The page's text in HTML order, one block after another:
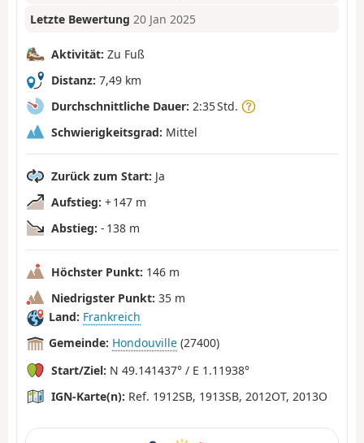
Letzte Bewertung 20 Jan 2025
Aktivität: Zu Fuß
Distanz: 7,49 km
Durchschnittliche Dauer: 2:35 Std.
Schwierigkeitsgrad: Mittel
Zurück zum Start: Ja
Aufstieg: + 147 m
Abstieg: - 138 m
Höchster Punkt: 146 m
Niedrigster Punkt: 35 m
Land: Frankreich
Gemeinde: Hondouville (27400)
Start/Ziel: N 49.141437° / E 1.11938°
IGN-Karte(n): Ref. 1912SB, 1913SB, 2012OT, 2013O